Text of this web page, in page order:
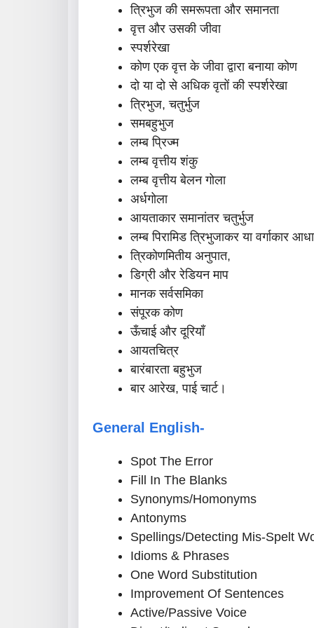
त्रिभुज की समरूपता और समानता
वृत्त और उसकी जीवा
स्पर्शरेखा
कोण एक वृत्त के जीवा द्वारा बनाया कोण
दो या दो से अधिक वृतों की स्पर्शरेखा
त्रिभुज, चतुर्भुज
समबहुभुज
लम्ब प्रिज्म
लम्ब वृत्तीय शंकु
लम्ब वृत्तीय बेलन गोला
अर्धगोला
आयताकार समानांतर चतुर्भुज
लम्ब पिरामिड त्रिभुजाकर या वर्गाकार
त्रिकोणमितीय अनुपात,
डिग्री और रेडियन माप
मानक सर्वसमिका
संपूरक कोण
ऊँचाई और दूरियाँ
आयतचित्र
बारंबारता बहुभुज
बार आरेख, पाई चार्ट।
General English-
Spot The Error
Fill In The Blanks
Synonyms/Homonyms
Antonyms
Spellings/Detecting Mis-Spelt
Idioms & Phrases
One Word Substitution
Improvement Of Sentences
Active/Passive Voice